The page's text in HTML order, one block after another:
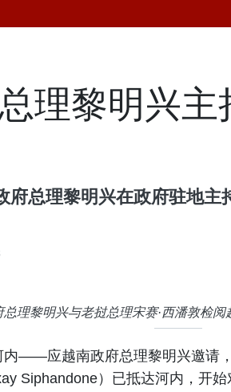
理黎明兴
府总理黎明兴在政府驻地
总理黎明兴与老挝总理宋赛·西潘敦检
内——应越南政府总理黎明兴邀请
Siphandone）已抵达河内，开